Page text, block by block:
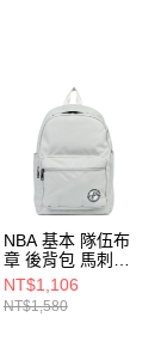
NBA 基本 隊伍布
章 後背包 馬刺隊
3555174311
NT$1,106
NT$1,580